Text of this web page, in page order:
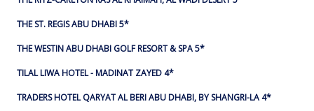
THE ST. REGIS ABU DHABI 5*
THE WESTIN ABU DHABI GOLF RESORT & SPA 5*
TILAL LIWA HOTEL - MADINAT ZAYED 4*
TRADERS HOTEL QARYAT AL BERI ABU DHABI, BY SHANGRI-LA 4*